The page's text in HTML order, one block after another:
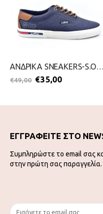
ΑΝΔΡΙΚΑ SNEAKERS-S.OLIVER-2099-0097-ΜΠΛΕ
€49,00 €35,00
ΕΓΓΡΑΦΕΙΤΕ ΣΤΟ
Συμπληρώστε το email σας
στην πρώτη σας παραγγελία.